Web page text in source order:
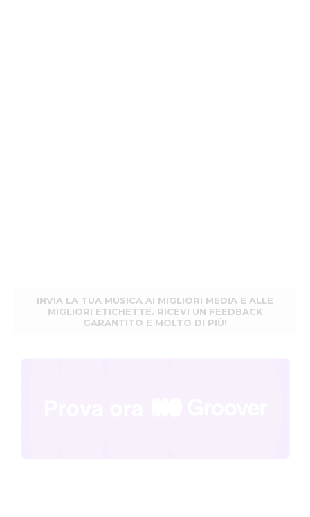
INVIA LA TUA MUSICA AI MIGLIORI MEDIA E ALLE
MIGLIORI ETICHETTE. RICEVI UN FEEDBACK
GARANTITO E MOLTO DI PIÙ!